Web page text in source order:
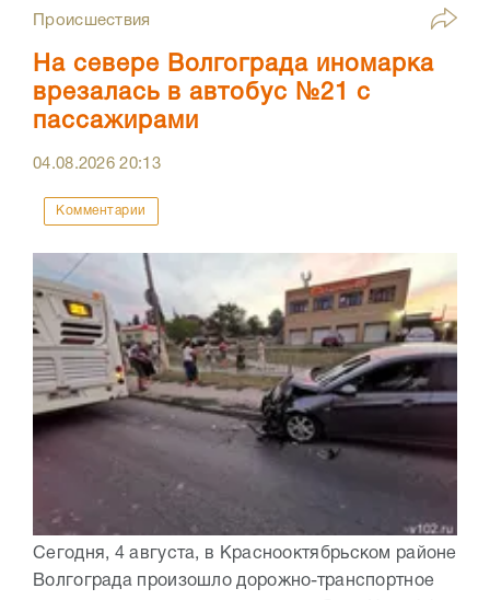
Происшествия
На севере Волгограда иномарка
врезалась в автобус №21 с
пассажирами
04.08.202620:13
Комментарии
Сегодня, 4 августа, в Краснооктябрьском районе
Волгограда произошло дорожно-транспортное